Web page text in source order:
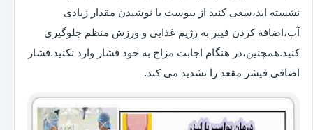
نشسته اید،سعی کنید از یبوست با نوشیدن مقدار زیادی
آب،اضافه کردن فیبر به رژیم غذایی و ورزش منظم جلوگیری
کنید.همچنین،در هنگام اجابت مزاج به خود فشار وارد نکنید.فشار
اضافی فیشر مقعد را تشدید می کند.